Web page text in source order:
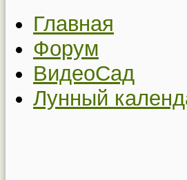
Главная
Форум
ВидеоСад
Лунный